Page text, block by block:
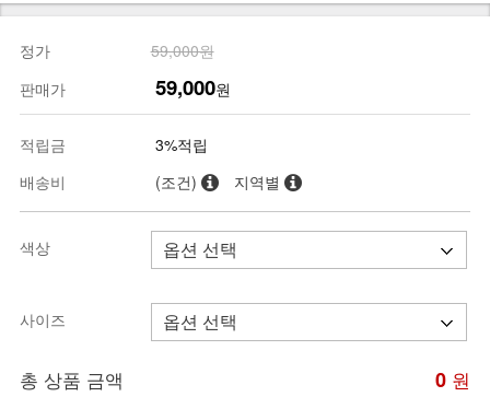
정가
59,000원
판매가
59,000원
적립금
3%적립
배송비
(조건) 지역별
색상
사이즈
총 상품 금액 0 원